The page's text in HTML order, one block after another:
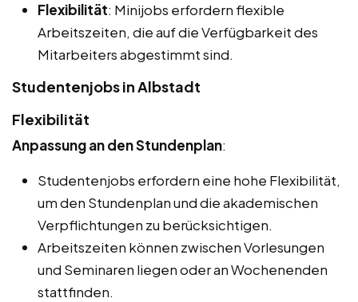
Flexibilität: Minijobs erfordern flexible
Arbeitszeiten, die auf die Verfügbarkeit des
Mitarbeiters abgestimmt sind.
Studentenjobs in Albstadt
Flexibilität
Anpassung an den Stundenplan:
Studentenjobs erfordern eine hohe Flexibilität,
um den Stundenplan und die akademischen
Verpflichtungen zu berücksichtigen.
Arbeitszeiten können zwischen Vorlesungen
und Seminaren liegen oder an Wochenenden
stattfinden.